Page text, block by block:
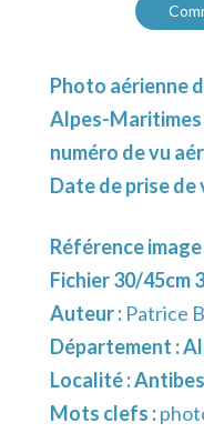
Photo aérienne
Alpes-Maritimes
numéro de vu
Date de prise de
Référence image
Fichier 30/45cm
Auteur : Patrice
Département :
Localité :Antibes
Mots clefs :